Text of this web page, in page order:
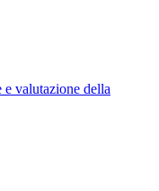
e valutazione della